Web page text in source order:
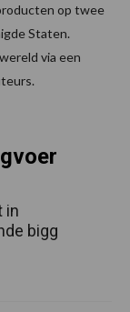
op twee
Staten.
via een
in
bigg